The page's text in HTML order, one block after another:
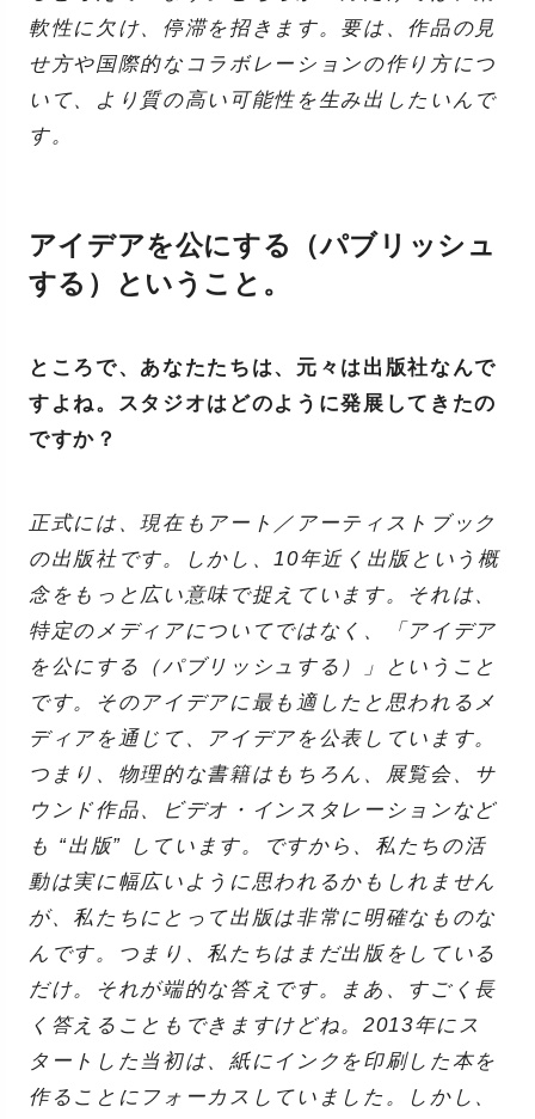
軟性に欠け、停滞を招きます。要は、作品の見
せ方や国際的なコラボレーションの作り方につ
いて、より質の高い可能性を生み出したいんで
す。
アイデアを公にする（パブリッシュ
する）ということ。
ところで、あなたたちは、元々は出版社なんで
すよね。スタジオはどのように発展してきたの
ですか？
正式には、現在もアート／アーティストブック
の出版社です。しかし、10年近く出版という概
念をもっと広い意味で捉えています。それは、
特定のメディアについてではなく、「アイデア
を公にする（パブリッシュする）」ということ
です。そのアイデアに最も適したと思われるメ
ディアを通じて、アイデアを公表しています。
つまり、物理的な書籍はもちろん、展覧会、サ
ウンド作品、ビデオ・インスタレーションなど
も “出版” しています。ですから、私たちの活
動は実に幅広いように思われるかもしれません
が、私たちにとって出版は非常に明確なものな
んです。つまり、私たちはまだ出版をしている
だけ。それが端的な答えです。まあ、すごく長
く答えることもできますけどね。2013年にス
タートした当初は、紙にインクを印刷した本を
作ることにフォーカスしていました。しかし、